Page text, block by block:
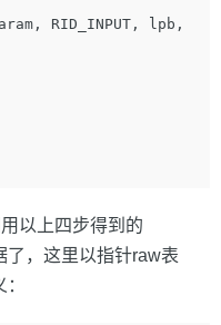
RID_INPUT, lpb,
以上四步得到的
了，这里以指针raw表